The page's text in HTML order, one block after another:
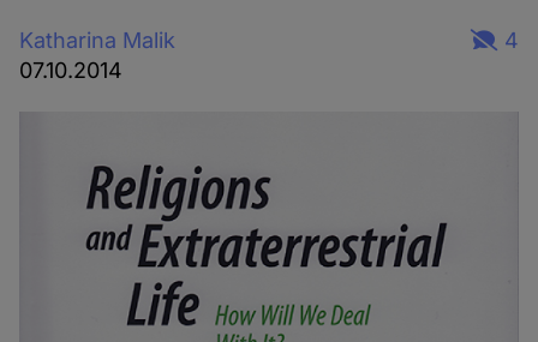
Katharina Malik
07.10.2014
4